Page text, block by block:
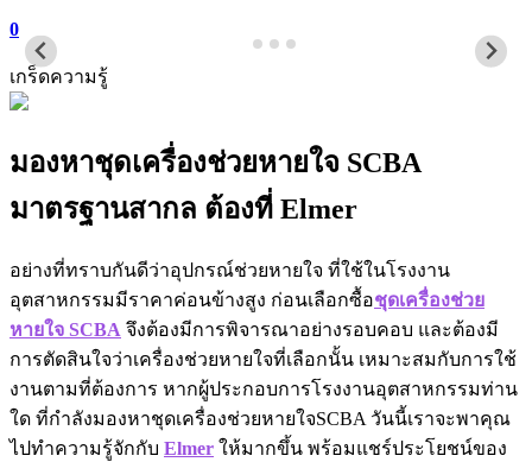
0
เกร็ดความรู้
มองหาชุดเครื่องช่วยหายใจ SCBA
มาตรฐานสากล ต้องที่ Elmer
อย่างที่ทราบกันดีว่าอุปกรณ์ช่วยหายใจ ที่ใช้ในโรงงาน
อุตสาหกรรมมีราคาค่อนข้างสูง ก่อนเลือกซื้อชุดเครื่องช่วย
หายใจ SCBA จึงต้องมีการพิจารณาอย่างรอบคอบ และต้องมี
การตัดสินใจว่าเครื่องช่วยหายใจที่เลือกนั้น เหมาะสมกับการใช้
งานตามที่ต้องการ หากผู้ประกอบการโรงงานอุตสาหกรรมท่าน
ใด ที่กำลังมองหาชุดเครื่องช่วยหายใจSCBA วันนี้เราจะพาคุณ
ไปทำความรู้จักกับ Elmer ให้มากขึ้น พร้อมแชร์ประโยชน์ของ